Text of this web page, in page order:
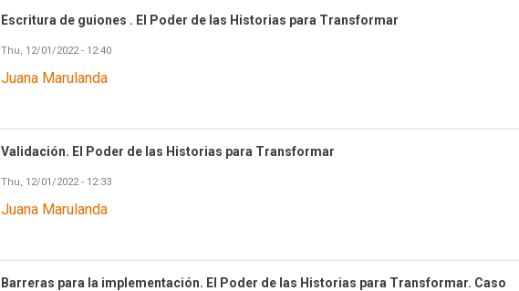
Escritura de guiones . El Poder de las Historias para Transformar
Thu, 12/01/2022 - 12:40
Juana Marulanda
Validación. El Poder de las Historias para Transformar
Thu, 12/01/2022 - 12:33
Juana Marulanda
Barreras para la implementación. El Poder de las Historias para Transformar. Caso